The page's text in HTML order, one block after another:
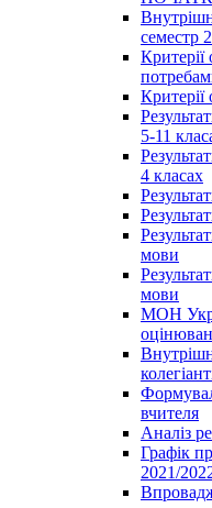
семестр
5-11
4 класах
мови
мови
МОН
вчителя
Аналіз
Графік
2021/